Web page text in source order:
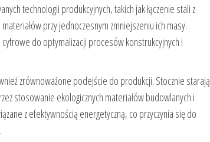
technologii produkcyjnych, takich jak łączenie stali z
przy jednoczesnym zmniejszeniu ich masy.
do optymalizacji procesów konstrukcyjnych i
zrównoważone podejście do produkcji. Stocznie starają
stosowanie ekologicznych materiałów budowlanych i
z efektywnością energetyczną, co przyczynia się do